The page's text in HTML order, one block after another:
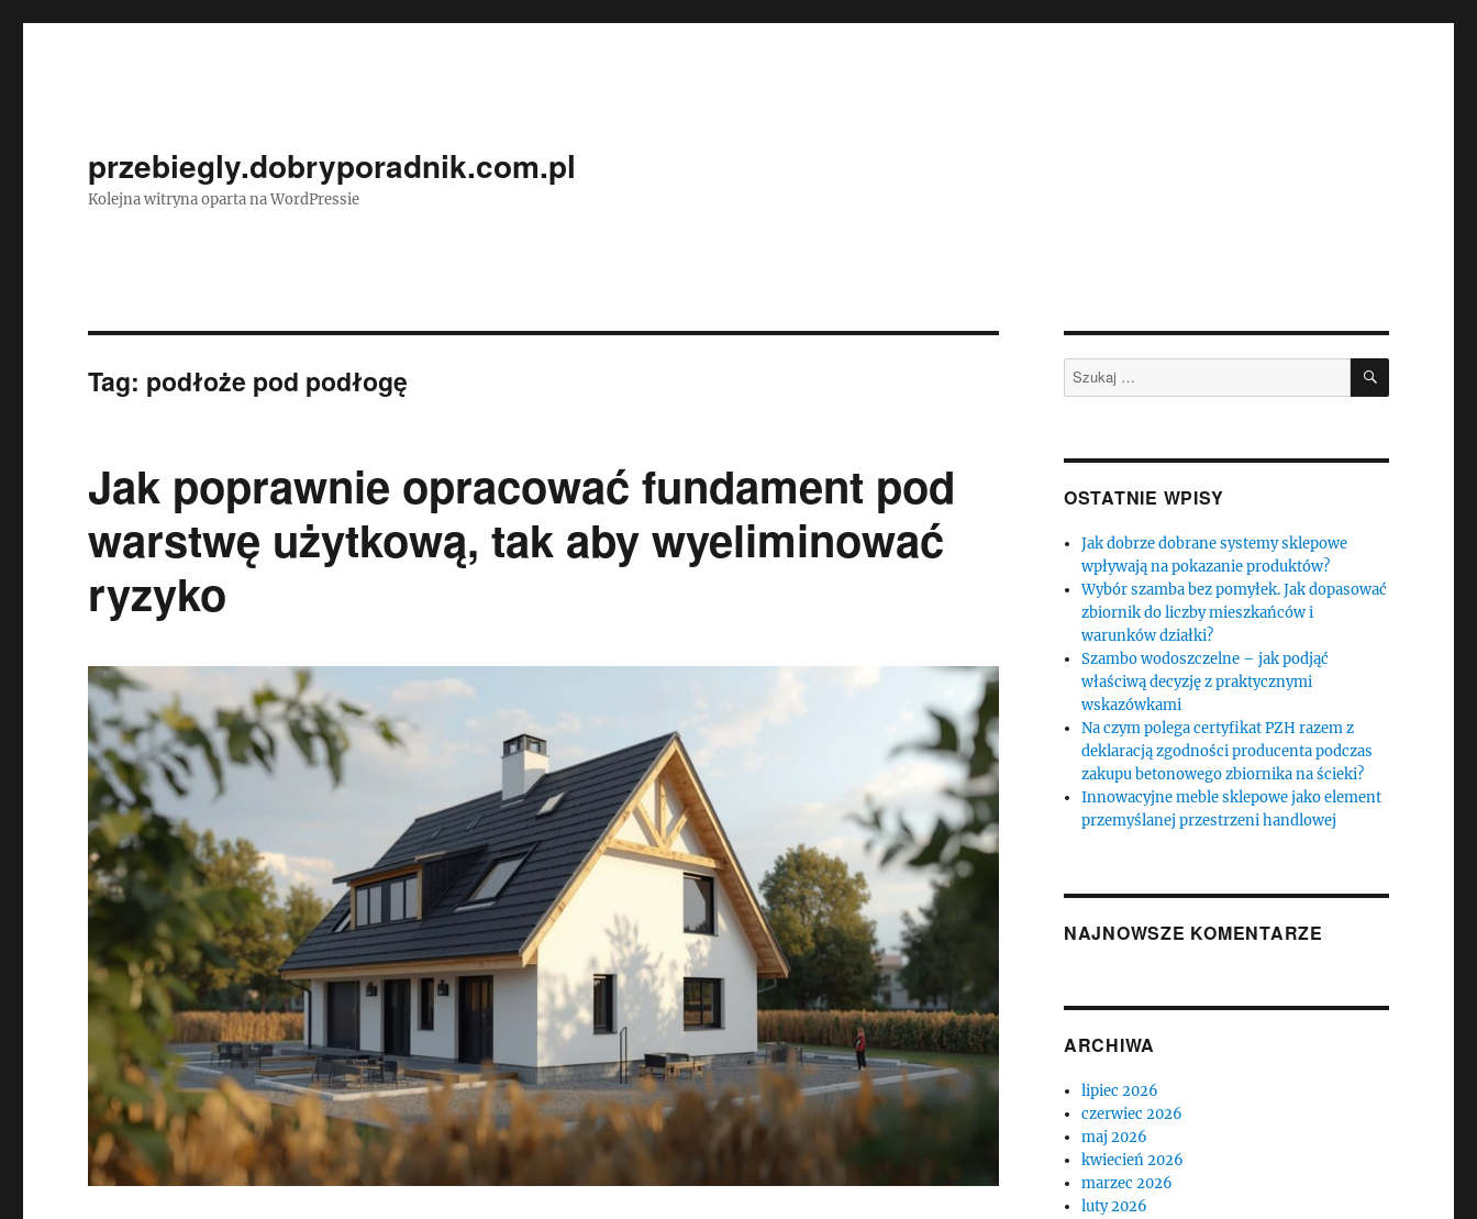
przebiegly.dobryporadnik.com.pl
Kolejna witryna oparta na WordPressie
Tag: podłoże pod podłogę
Jak poprawnie opracować fundament pod
warstwę użytkową, tak aby wyeliminować
ryzyko
Szukaj: SZUKAJ
OSTATNIE WPISY
Jak dobrze dobrane systemy sklepowe
wpływają na pokazanie produktów?
Wybór szamba bez pomyłek. Jak dopasować
zbiornik do liczby mieszkańców i
warunków działki?
Szambo wodoszczelne – jak podjąć
właściwą decyzję z praktycznymi
wskazówkami
Na czym polega certyfikat PZH razem z
deklaracją zgodności producenta podczas
zakupu betonowego zbiornika na ścieki?
Innowacyjne meble sklepowe jako element
przemyślanej przestrzeni handlowej
NAJNOWSZE KOMENTARZE
ARCHIWA
lipiec 2026
czerwiec 2026
maj 2026
kwiecień 2026
marzec 2026
luty 2026